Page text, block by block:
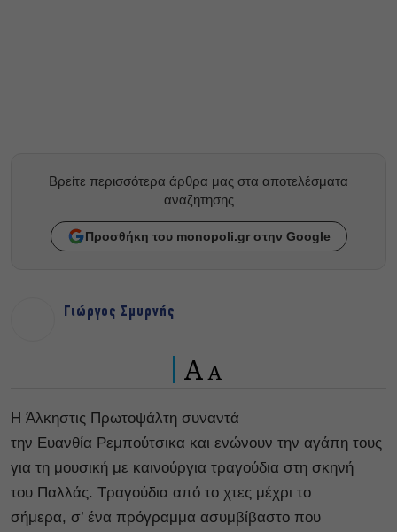
Βρείτε περισσότερα άρθρα μας στα αποτελέσματα
αναζητησης
Προσθήκη του monopoli.gr στην Google
Γιώργος Σμυρνής
A A
H Άλκηστις Πρωτοψάλτη συναντά
την Ευανθία Ρεμπούτσικα και ενώνουν την αγάπη τους
για τη μουσική με καινούργια τραγούδια στη σκηνή
του Παλλάς. Τραγούδια από το χτες μέχρι το
σήμερα, σ’ ένα πρόγραμμα ασυμβίβαστο που